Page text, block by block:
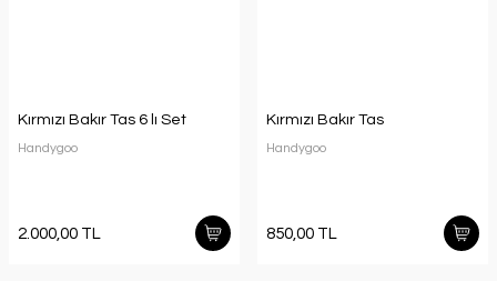
Kırmızı Bakır Tas 6 lı Set
Handygoo
2.000,00 TL
Kırmızı Bakır Tas
Handygoo
850,00 TL